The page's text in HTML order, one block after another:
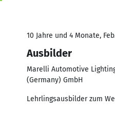
10 Jahre und 4 Monate,
Ausbilder
Marelli Automotive
(Germany) GmbH
Lehrlingsausbilder zum